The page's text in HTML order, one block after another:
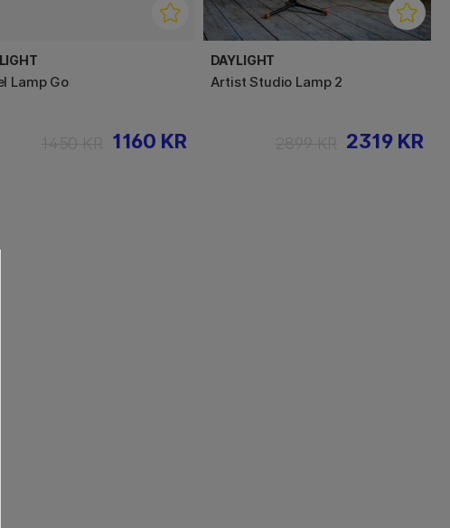
Lamp Go
1160 KR
DAYLIGHT
Artist Studio Lamp 2
2319 KR